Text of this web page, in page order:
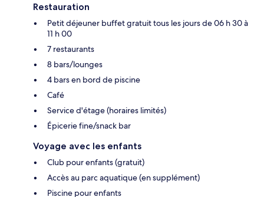
Restauration
Petit déjeuner buffet gratuit tous les jours de 06 h 30 à
11 h 00
7 restaurants
8 bars/lounges
4 bars en bord de piscine
Café
Service d'étage (horaires limités)
Épicerie fine/snack bar
Voyage avec les enfants
Club pour enfants (gratuit)
Accès au parc aquatique (en supplément)
Piscine pour enfants